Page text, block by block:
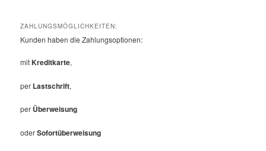
ZAHLUNGSMÖGLICHKEITEN:
Kunden haben die Zahlungsoptionen:
mitKreditkarte,
per Lastschrift,
per Überweisung
oderSofortüberweisung